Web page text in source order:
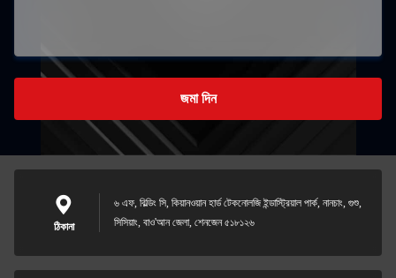
জমা দিন
ঠিকানা
৬ এফ, বিল্ডিং সি, কিয়ানওয়ান হার্ড টেকনোলজি ইন্ডাস্ট্রিয়াল পার্ক, নানচাং, গুশু,
সিসিয়াং, বাও'আন জেলা, শেনজেন ৫১৮১২৬